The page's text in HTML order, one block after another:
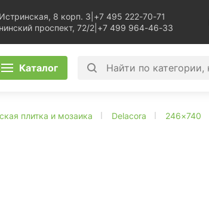
8 корп. 3 +7 495 222-70-71
проспект, 72/2 +7 499 964-46-33
Каталог
плитка и мозаика Delacora 246×740